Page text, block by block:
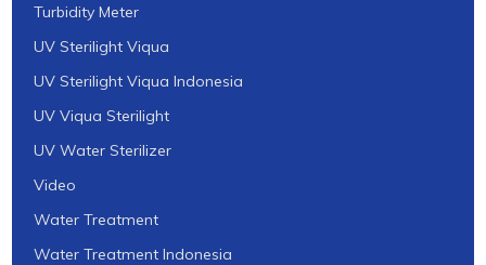
Turbidity Meter
UV Sterilight Viqua
UV Sterilight Viqua Indonesia
UV Viqua Sterilight
UV Water Sterilizer
Video
Water Treatment
Water Treatment Indonesia